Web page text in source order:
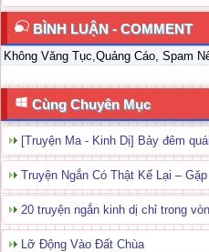
BÌNH LUẬN - COMMENT
Không Văng Tục,Quảng Cáo, Spam
Cùng Chuyên Mục
[Truyện Ma - Kinh Dị] Bảy đêm
Truyện Ngắn Có Thật Kể Lại –
20 truyện ngắn kinh dị chỉ trong
Lỡ Động Vào Đất Chùa